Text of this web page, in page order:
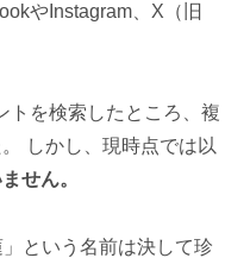
やInstagram、X（旧
トを検索したところ、複
しかし、現時点では以
せん。
」という名前は決して珍